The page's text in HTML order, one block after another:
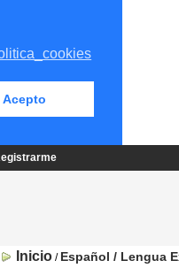
Acepto
Inicio / Español / Lengua